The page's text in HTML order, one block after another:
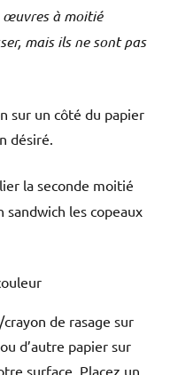
à moitié
mais ils ne sont pas
sur un côté du papier
désiré.
la seconde moitié
les copeaux
de rasage sur
d’autre papier sur
surface. Placez un